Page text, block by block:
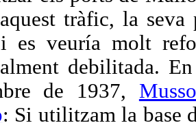
tràfic, la seva
es veuría molt
debilitada.
de 1937,
: Si utilitzam la base